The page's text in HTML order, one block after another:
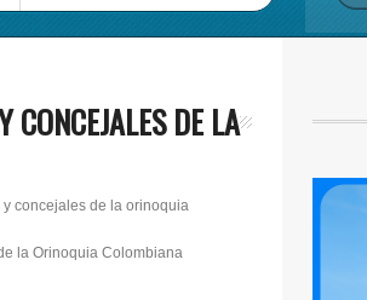
CONCEJALES DE LA
concejales de la orinoquia
la Orinoquia Colombiana